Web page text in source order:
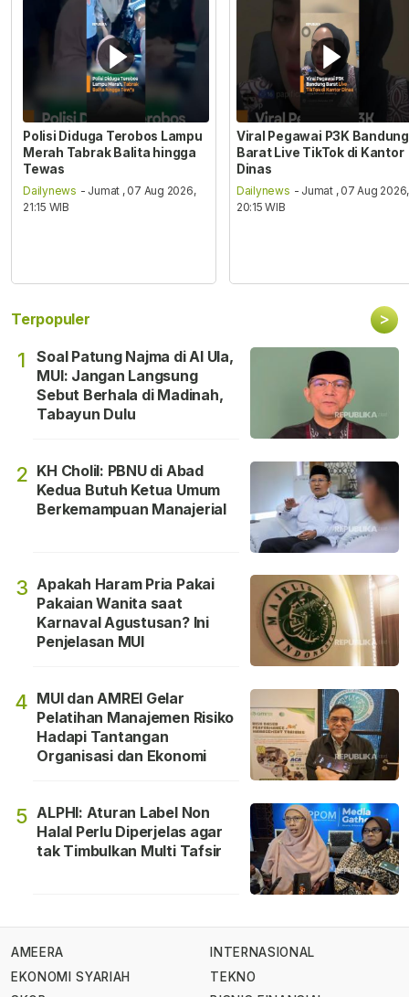
Polisi Diduga Terobos Lampu
Merah Tabrak Balita hingga
Tewas
Dailynews - Jumat , 07 Aug 2026,
21:15 WIB
Viral Pegawai P3K Bandung
Barat Live TikTok di Kantor
Dinas
Dailynews - Jumat , 07 Aug 2026,
20:15 WIB
Terpopuler >
1
Soal Patung Najma di Al Ula,
MUI: Jangan Langsung
Sebut Berhala di Madinah,
Tabayun Dulu
2 KH Cholil: PBNU di Abad
Kedua Butuh Ketua Umum
Berkemampuan Manajerial
3 Apakah Haram Pria Pakai
Pakaian Wanita saat
Karnaval Agustusan? Ini
Penjelasan MUI
4 MUI dan AMREI Gelar
Pelatihan Manajemen Risiko
Hadapi Tantangan
Organisasi dan Ekonomi
5 ALPHI: Aturan Label Non
Halal Perlu Diperjelas agar
tak Timbulkan Multi Tafsir
AMEERA
EKONOMI SYARIAH
INTERNASIONAL
TEKNO